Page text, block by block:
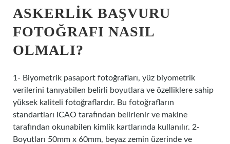
ASKERLIK BAŞVURU
FOTOĞRAFI NASIL
OLMALI?
1- Biyometrik pasaport fotoğrafları, yüz biyometrik
verilerini tanıyabilen belirli boyutlara ve özelliklere sahip
yüksek kaliteli fotoğraflardır. Bu fotoğrafların
standartları ICAO tarafından belirlenir ve makine
tarafından okunabilen kimlik kartlarında kullanılır. 2-
Boyutları 50mm x 60mm, beyaz zemin üzerinde ve